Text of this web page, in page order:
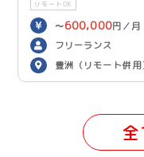
リモートOK
〜600,000円／月
フリーランス
豊洲（リモート併用
全